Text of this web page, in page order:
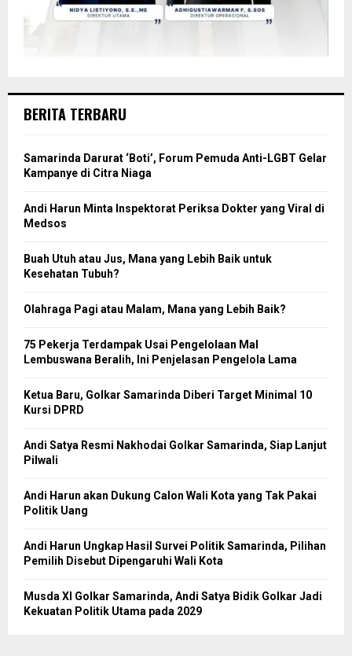
BERITA TERBARU
Samarinda Darurat ‘Boti’, Forum Pemuda Anti-LGBT Gelar
Kampanye di Citra Niaga
Andi Harun Minta Inspektorat Periksa Dokter yang Viral di
Medsos
Buah Utuh atau Jus, Mana yang Lebih Baik untuk
Kesehatan Tubuh?
Olahraga Pagi atau Malam, Mana yang Lebih Baik?
75 Pekerja Terdampak Usai Pengelolaan Mal
Lembuswana Beralih, Ini Penjelasan Pengelola Lama
Ketua Baru, Golkar Samarinda Diberi Target Minimal 10
Kursi DPRD
Andi Satya Resmi Nakhodai Golkar Samarinda, Siap Lanjut
Pilwali
Andi Harun akan Dukung Calon Wali Kota yang Tak Pakai
Politik Uang
Andi Harun Ungkap Hasil Survei Politik Samarinda, Pilihan
Pemilih Disebut Dipengaruhi Wali Kota
Musda XI Golkar Samarinda, Andi Satya Bidik Golkar Jadi
Kekuatan Politik Utama pada 2029